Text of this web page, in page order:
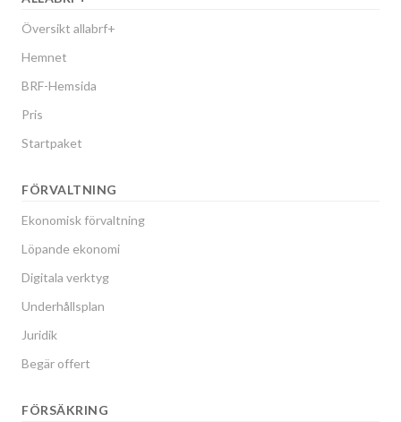
Översikt allabrf+
Hemnet
BRF-Hemsida
Pris
Startpaket
FÖRVALTNING
Ekonomisk förvaltning
Löpande ekonomi
Digitala verktyg
Underhållsplan
Juridik
Begär offert
FÖRSÄKRING